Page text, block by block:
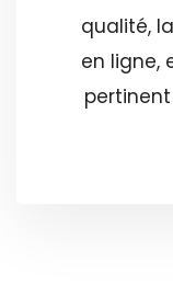
qualité,
en ligne,